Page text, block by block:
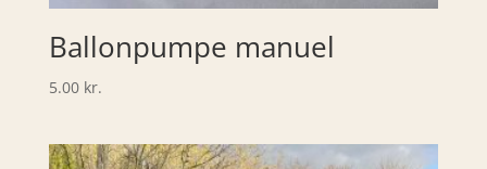
Ballonpumpe manuel
5.00 kr.